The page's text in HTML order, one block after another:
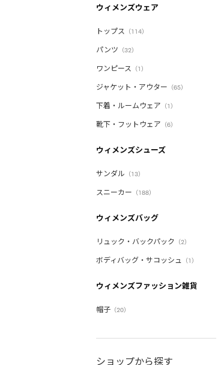
ウィメンズウェア
トップス （114）
パンツ （32）
ワンピース （1）
ジャケット・アウター （65）
下着・ルームウェア （1）
靴下・フットウェア （6）
ウィメンズシューズ
サンダル （13）
スニーカー （188）
ウィメンズバッグ
リュック・バックパック （2）
ボディバッグ・サコッシュ （1）
ウィメンズファッション雑貨
帽子 （20）
ショップから探す